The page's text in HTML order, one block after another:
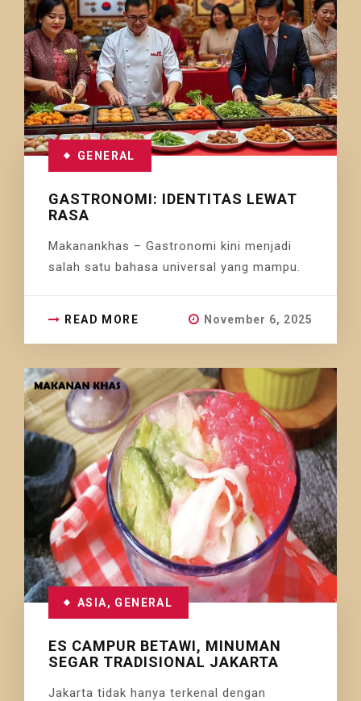
GENERAL
GASTRONOMI: IDENTITAS LEWAT
RASA
Makanankhas – Gastronomi kini menjadi
salah satu bahasa universal yang mampu.
READ MORE November 6, 2025
ASIA, GENERAL
ES CAMPUR BETAWI, MINUMAN
SEGAR TRADISIONAL JAKARTA
Jakarta tidak hanya terkenal dengan